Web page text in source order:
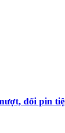
đổi pin